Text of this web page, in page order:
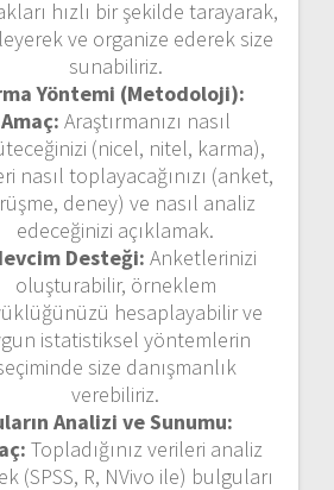
hızlı bir şekilde tarayarak,
ve organize ederek size
sunabiliriz.
Yöntemi (Metodoloji):
Amaç: Araştırmanızı nasıl
(nicel, nitel, karma),
nasıl toplayacağınızı (anket,
deney) ve nasıl analiz
edeceğinizi açıklamak.
Desteği: Anketlerinizi
oluşturabilir, örneklem
hesaplayabilir ve
istatistiksel yöntemlerin
size danışmanlık
verebiliriz.
Analizi ve Sunumu:
Topladığınız verileri analiz
(SPSS, R, NVivo ile) bulguları